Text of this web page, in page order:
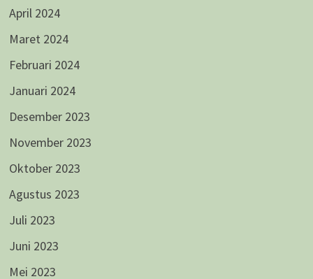
April 2024
Maret 2024
Februari 2024
Januari 2024
Desember 2023
November 2023
Oktober 2023
Agustus 2023
Juli 2023
Juni 2023
Mei 2023